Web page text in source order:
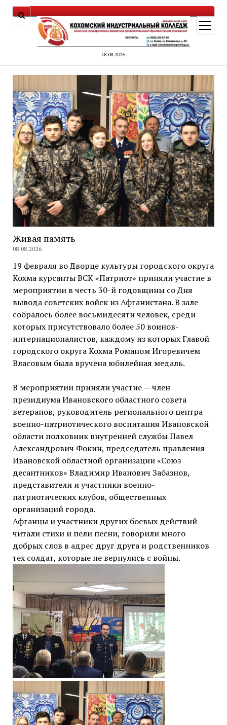
08.08.2026
меню
Живая память
08.08.2026
19 февраля во Дворце культуры городского округа
Кохма курсанты ВСК «Патриот» приняли участие в
мероприятии в честь 30-й годовщины со Дня
вывода советских войск из Афганистана. В зале
собралось более восьмидесяти человек, среди
которых присутствовало более 50 воинов-
интернационалистов, каждому из которых Главой
городского округа Кохма Романом Игоревичем
Власовым была вручена юбилейная медаль.
В мероприятии приняли участие — член
президиума Ивановского областного совета
ветеранов, руководитель регионального центра
военно-патриотического воспитания Ивановской
области полковник внутренней службы Павел
Александрович Фокин, председатель правления
Ивановской областной организации «Союз
десантников» Владимир Иванович Забазнов,
представители и участники военно-
патриотических клубов, общественных
организаций города.
Афганцы и участники других боевых действий
читали стихи и пели песни, говорили много
добрых слов в адрес друг друга и родственников
тех солдат, которые не вернулись с войны.